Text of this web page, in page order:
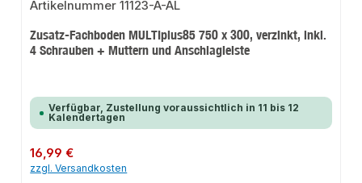
Zusatz-Fachboden MULTIplus85 750 x 300, verzinkt, inkl.
4 Schrauben + Muttern und Anschlagleiste
Verfügbar, Zustellung voraussichtlich in 11 bis 12
Kalendertagen
Regulärer Preis:
16,99 €
zzgl. Versandkosten